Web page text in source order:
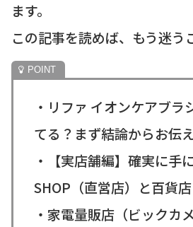
ます。
この記事を読めば、もう迷う
・リファ イオンケアブラ
てる？まず結論からお伝
・【実店舗編】確実に手
SHOP（直営店）と百貨
・家電量販店（ビックカ